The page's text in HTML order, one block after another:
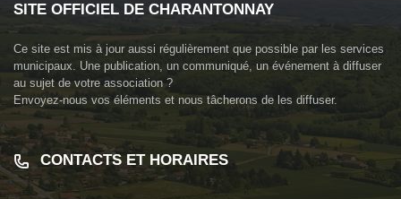
SITE OFFICIEL DE CHARANTONNAY
Ce site est mis à jour aussi régulièrement que possible par les services
municipaux. Une publication, un communiqué, un événement à diffuser
au sujet de votre association ?
Envoyez-nous vos éléments et nous tâcherons de les diffuser.
CONTACTS ET HORAIRES